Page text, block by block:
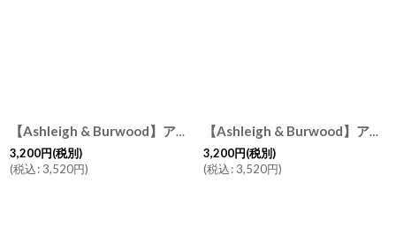
【Ashleigh & Burwood】アシュレイ＆バーウッド フレグランスオイル ジャスミン&ダムソン500ml Jasmin & Damson イギリス製
3,200円(税別)
(税込: 3,520円)
【Ashleigh & Burwood】アシュレイ＆バーウッド フレグランスオイル ロマンス 500ml Romance 消臭 イギリス製
3,200円(税別)
(税込: 3,520円)